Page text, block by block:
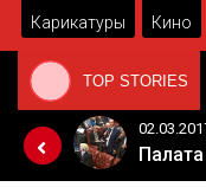
Карикатуры Кино
TOP STORIES
Когда Россия разрешит полеты в Грузию. Позиция Кремля